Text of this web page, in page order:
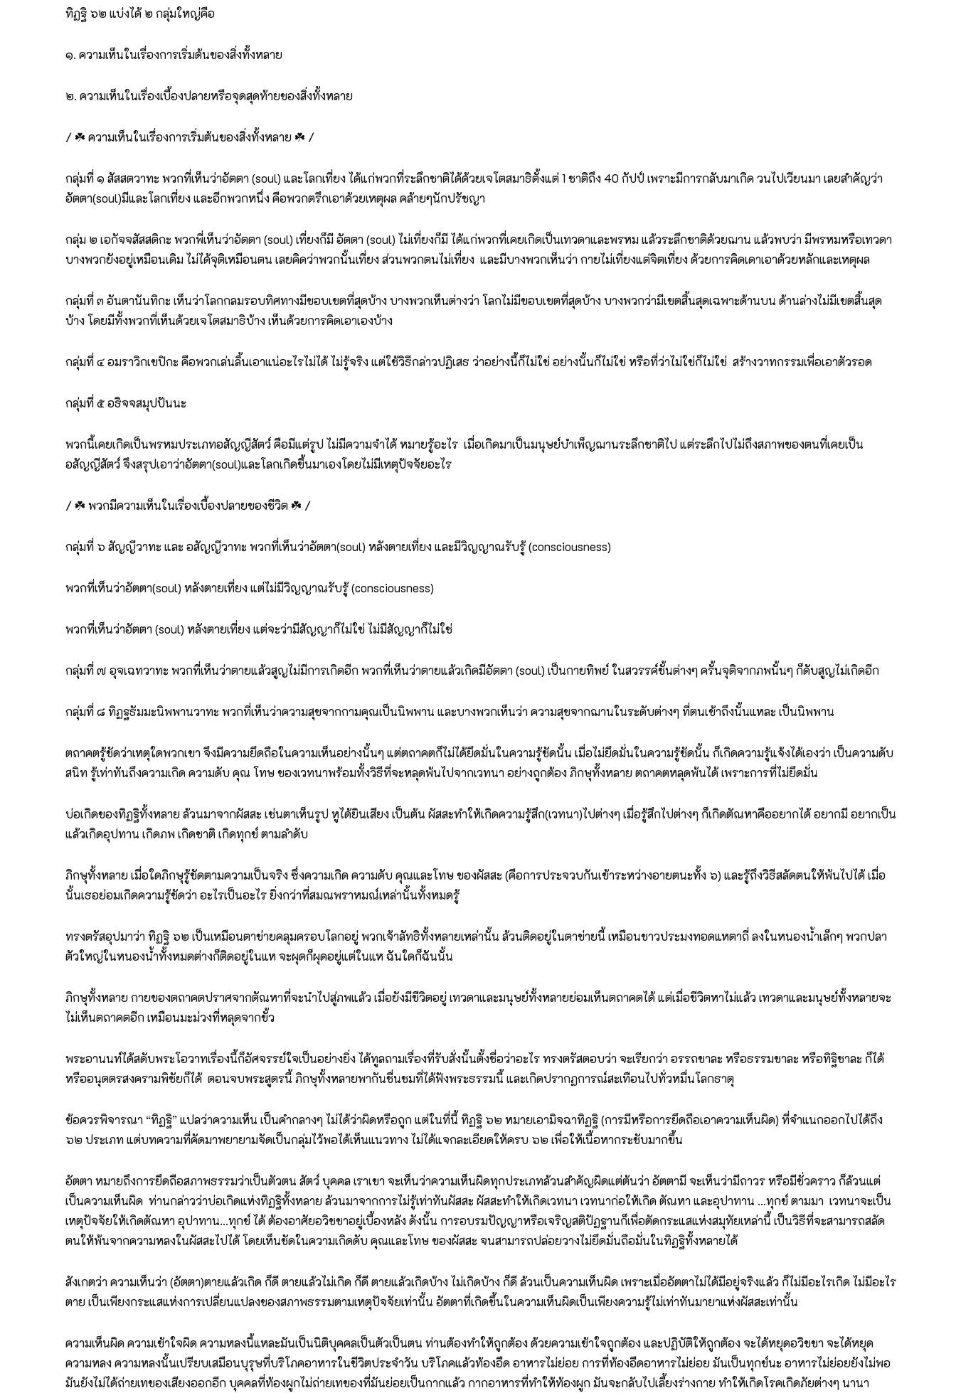
ทิฏฐิ ๖๒ แบ่งได้ ๒ กลุ่มใหญ่คือ
๑. ความเห็นในเรื่องการเริ่มต้นของสิ่งทั้งหลาย
๒. ความเห็นในเรื่องเบื้องปลายหรือจุดสุดท้ายของสิ่งทั้งหลาย
/ ☘️ ความเห็นในเรื่องการเริ่มต้นของสิ่งทั้งหลาย ☘️ /
กลุ่มที่ ๑ สัสสตวาทะ พวกที่เห็นว่าอัตตา (soul) และโลกเที่ยง ได้แก่พวกที่ระลึกชาติได้ด้วยเจโตสมาธิตั้งแต่ 1 ชาติถึง 40 กัปป์ เพราะมีการกลับมาเกิด วนไปเวียนมา เลยสำคัญว่า
อัตตา(soul)มีและโลกเที่ยง และอีกพวกหนึ่ง คือพวกตรึกเอาด้วยเหตุผล คล้ายๆนักปรัชญา
กลุ่ม ๒ เอกัจจสัสสติกะ พวกพี่เห็นว่าอัตตา (soul) เที่ยงก็มี อัตตา (soul) ไม่เที่ยงก็มี ได้แก่พวกที่เคยเกิดเป็นเทวดาและพรหม แล้วระลึกชาติด้วยฌาน แล้วพบว่า มีพรหมหรือเทวดา
บางพวกยังอยู่เหมือนเดิม ไม่ได้จุติเหมือนตน เลยคิดว่าพวกนั้นเที่ยง ส่วนพวกตนไม่เที่ยง และมีบางพวกเห็นว่า กายไม่เที่ยงแต่จิตเที่ยง ด้วยการคิดเดาเอาด้วยหลักและเหตุผล
กลุ่มที่ ๓ อันตานันทิกะ เห็นว่าโลกกลมรอบทิศทางมีขอบเขตที่สุดบ้าง บางพวกเห็นต่างว่า โลกไม่มีขอบเขตที่สุดบ้าง บางพวกว่ามีเขตสิ้นสุดเฉพาะด้านบน ด้านล่างไม่มีเขตสิ้นสุด
บ้าง โดยมีทั้งพวกที่เห็นด้วยเจโตสมาธิบ้าง เห็นด้วยการคิดเอาเองบ้าง
กลุ่มที่ ๔ อมราวิกเขปิกะ คือพวกเล่นลิ้นเอาแน่อะไรไม่ได้ ไม่รู้จริง แต่ใช้วิธีกล่าวปฏิเสธ ว่าอย่างนี้ก็ไม่ใช่ อย่างนั้นก็ไม่ใช่ หรือที่ว่าไม่ใช่ก็ไม่ใช่ สร้างวาทกรรมเพื่อเอาตัวรอด
กลุ่มที่ ๕ อธิจจสมุปปันนะ
พวกนี้เคยเกิดเป็นพรหมประเภทอสัญญีสัตว์ คือมีแต่รูป ไม่มีความจำได้ หมายรู้อะไร เมื่อเกิดมาเป็นมนุษย์บำเพ็ญฌานระลึกชาติไป แต่ระลึกไปไม่ถึงสภาพของตนที่เคยเป็น
อสัญญีสัตว์ จึงสรุปเอาว่าอัตตา(soul)และโลกเกิดขึ้นมาเองโดยไม่มีเหตุปัจจัยอะไร
/ ☘️ พวกมีความเห็นในเรื่องเบื้องปลายของชีวิต ☘️ /
กลุ่มที่ ๖ สัญญีวาทะ และ อสัญญีวาทะ พวกที่เห็นว่าอัตตา(soul) หลังตายเที่ยง และมีวิญญาณรับรู้ (consciousness)
พวกที่เห็นว่าอัตตา(soul) หลังตายเที่ยง แต่ไม่มีวิญญาณรับรู้ (consciousness)
พวกที่เห็นว่าอัตตา (soul) หลังตายเที่ยง แต่จะว่ามีสัญญาก็ไม่ใช่ ไม่มีสัญญาก็ไม่ใช่
กลุ่มที่ ๗ อุจเฉทวาทะ พวกที่เห็นว่าตายแล้วสูญไม่มีการเกิดอีก พวกที่เห็นว่าตายแล้วเกิดมีอัตตา (soul) เป็นกายทิพย์ ในสวรรค์ชั้นต่างๆ ครั้นจุติจากภพนั้นๆ ก็ดับสูญไม่เกิดอีก
กลุ่มที่ ๘ ทิฏฐธัมมะนิพพานวาทะ พวกที่เห็นว่าความสุขจากกามคุณเป็นนิพพาน และบางพวกเห็นว่า ความสุขจากฌานในระดับต่างๆ ที่ตนเข้าถึงนั้นแหละ เป็นนิพพาน
ตถาคตรู้ชัดว่าเหตุใดพวกเขา จึงมีความยึดถือในความเห็นอย่างนั้นๆ แต่ตถาคตก็ไม่ได้ยึดมั่นในความรู้ชัดนั้น เมื่อไม่ยึดมั่นในความรู้ชัดนั้น ก็เกิดความรู้แจ้งได้เองว่า เป็นความดับ
สนิท รู้เท่าทันถึงความเกิด ความดับ คุณ โทษ ของเวทนาพร้อมทั้งวิธีที่จะหลุดพ้นไปจากเวทนา อย่างถูกต้อง ภิกษุทั้งหลาย ตถาคตหลุดพ้นได้ เพราะการที่ไม่ยึดมั่น
บ่อเกิดของทิฏฐิทั้งหลาย ล้วนมาจากผัสสะ เช่นตาเห็นรูป หูได้ยินเสียง เป็นต้น ผัสสะทำให้เกิดความรู้สึก(เวทนา)ไปต่างๆ เมื่อรู้สึกไปต่างๆ ก็เกิดตัณหาคืออยากได้ อยากมี อยากเป็น
แล้วเกิดอุปทาน เกิดภพ เกิดชาติ เกิดทุกข์ ตามลำดับ
ภิกษุทั้งหลาย เมื่อใดภิกษุรู้ชัดตามความเป็นจริง ซึ่งความเกิด ความดับ คุณและโทษ ของผัสสะ (คือการประจวบกันเข้าระหว่างอายตนะทั้ง ๖) และรู้ถึงวิธีสลัดตนให้พ้นไปได้ เมื่อ
นั้นเธอย่อมเกิดความรู้ชัดว่า อะไรเป็นอะไร ยิ่งกว่าที่สมณพราหมณ์เหล่านั้นทั้งหมดรู้
ทรงตรัสอุปมาว่า ทิฏฐิ ๖๒ เป็นเหมือนตาข่ายคลุมครอบโลกอยู่ พวกเจ้าลัทธิทั้งหลายเหล่านั้น ล้วนติดอยู่ในตาข่ายนี้ เหมือนชาวประมงทอดแหตาถี่ ลงในหนองน้ำเล็กๆ พวกปลา
ตัวใหญ่ในหนองน้ำทั้งหมดต่างก็ติดอยู่ในแห จะผุดก็ผุดอยู่แต่ในแห ฉันใดก็ฉันนั้น
ภิกษุทั้งหลาย กายของตถาคตปราศจากตัณหาที่จะนำไปสู่ภพแล้ว เมื่อยังมีชีวิตอยู่ เทวดาและมนุษย์ทั้งหลายย่อมเห็นตถาคตได้ แต่เมื่อชีวิตหาไม่แล้ว เทวดาและมนุษย์ทั้งหลายจะ
ไม่เห็นตถาคตอีก เหมือนมะม่วงที่หลุดจากขั้ว
พระอานนท์ได้สดับพระโอวาทเรื่องนี้ก็อัศจรรย์ใจเป็นอย่างยิ่ง ได้ทูลถามเรื่องที่รับสั่งนั้นตั้งชื่อว่าอะไร ทรงตรัสตอบว่า จะเรียกว่า อรรถชาละ หรือธรรมชาละ หรือทิฐิชาละ ก็ได้
หรืออนุตตรสงครามพิชัยก็ได้ ตอนจบพระสูตรนี้ ภิกษุทั้งหลายพากันชื่นชมที่ได้ฟังพระธรรมนี้ และเกิดปรากฏการณ์สะเทือนไปทั่วหมื่นโลกธาตุ
ข้อควรพิจารณา “ทิฏฐิ” แปลว่าความเห็น เป็นคำกลางๆ ไม่ได้ว่าผิดหรือถูก แต่ในที่นี้ ทิฏฐิ ๖๒ หมายเอามิจฉาทิฏฐิ (การมีหรือการยึดถือเอาความเห็นผิด) ที่จำแนกออกไปได้ถึง
๖๒ ประเภท แต่บทความที่คัดมาพยายามจัดเป็นกลุ่มไว้พอได้เห็นแนวทาง ไม่ได้แจกละเอียดให้ครบ ๖๒ เพื่อให้เนื้อหากระชับมากขึ้น
อัตตา หมายถึงการยึดถือสภาพธรรมว่าเป็นตัวตน สัตว์ บุคคล เราเขา จะเห็นว่าความเห็นผิดทุกประเภทล้วนสำคัญผิดแต่ต้นว่า อัตตามี จะเห็นว่ามีถาวร หรือมีชั่วคราว ก็ล้วนแต่
เป็นความเห็นผิด ท่านกล่าวว่าบ่อเกิดแห่งทิฏฐิทั้งหลาย ล้วนมาจากการไม่รู้เท่าทันผัสสะ ผัสสะทำให้เกิดเวทนา เวทนาก่อให้เกิด ตัณหา และอุปาทาน ...ทุกข์ ตามมา เวทนาจะเป็น
เหตุปัจจัยให้เกิดตัณหา อุปาทาน...ทุกข์ ได้ ต้องอาศัยอวิชชาอยู่เบื้องหลัง ดังนั้น การอบรมปัญญาหรือเจริญสติปัฏฐานก็เพื่อตัดกระแสแห่งสมุทัยเหล่านี้ เป็นวิธีที่จะสามารถสลัด
ตนให้พ้นจากความหลงในผัสสะไปได้ โดยเห็นชัดในความเกิดดับ คุณและโทษ ของผัสสะ จนสามารถปล่อยวางไม่ยึดมั่นถือมั่นในทิฏฐิทั้งหลายได้
สังเกตว่า ความเห็นว่า (อัตตา)ตายแล้วเกิด ก็ดี ตายแล้วไม่เกิด ก็ดี ตายแล้วเกิดบ้าง ไม่เกิดบ้าง ก็ดี ล้วนเป็นความเห็นผิด เพราะเมื่ออัตตาไม่ได้มีอยู่จริงแล้ว ก็ไม่มีอะไรเกิด ไม่มีอะไร
ตาย เป็นเพียงกระแสแห่งการเปลี่ยนแปลงของสภาพธรรมตามเหตุปัจจัยเท่านั้น อัตตาที่เกิดขึ้นในความเห็นผิดเป็นเพียงความรู้ไม่เท่าทันมายาแห่งผัสสะเท่านั้น
ความเห็นผิด ความเข้าใจผิด ความหลงนี้แหละมันเป็นนิติบุคคลเป็นตัวเป็นตน ท่านต้องทำให้ถูกต้อง ด้วยความเข้าใจถูกต้อง และปฏิบัติให้ถูกต้อง จะได้หยุดอวิชชา จะได้หยุด
ความหลง ความหลงนั้นเปรียบเสมือนบุรุษที่บริโภคอาหารในชีวิตประจำวัน บริโภคแล้วท้องอืด อาหารไม่ย่อย การที่ท้องอืดอาหารไม่ย่อย มันเป็นทุกข์นะ อาหารไม่ย่อยยังไม่พอ
มันยังไม่ได้ถ่ายเทของเสียงออกอีก บุคคลที่ท้องผูกไม่ถ่ายเทของที่มันย่อยเป็นกากแล้ว กากอาหารที่ทำให้ท้องผูก มันจะกลับไปเลี้ยงร่างกาย ทำให้เกิดโรคเกิดภัยต่างๆ นานา